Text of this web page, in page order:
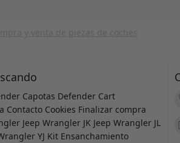
Capotas Defender Cart
Contacto Cookies Finalizar compra
Jeep Wrangler JK Jeep Wrangler JL
YJ Kit Ensanchamiento